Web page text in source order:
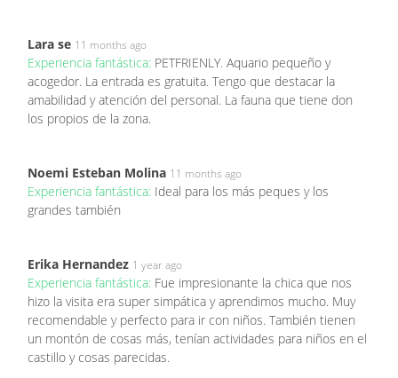
Lara se 11 months ago
Experiencia fantástica: PETFRIENLY. Aquario pequeño y
acogedor. La entrada es gratuita. Tengo que destacar la
amabilidad y atención del personal. La fauna que tiene don
los propios de la zona.
Noemi Esteban Molina 11 months ago
Experiencia fantástica: Ideal para los más peques y los
grandes también
Erika Hernandez 1 year ago
Experiencia fantástica: Fue impresionante la chica que nos
hizo la visita era super simpática y aprendimos mucho. Muy
recomendable y perfecto para ir con niños. También tienen
un montón de cosas más, tenían actividades para niños en el
castillo y cosas parecidas.